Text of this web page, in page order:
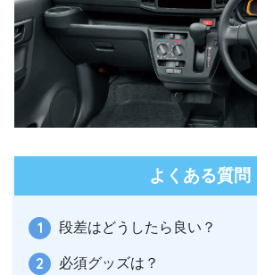
よくある質問
段差はどうしたら良い？
必須グッズは？